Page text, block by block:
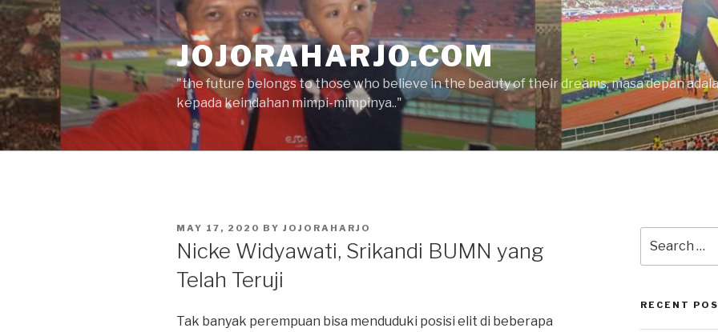
Skip
to
content
JOJORAHARJO.COM
"the future belongs to those who believe in the beauty of their dreams, masa depan
kepada keindahan mimpi-mimpinya.."
POSTED
MAY 17, 2020 BY JOJORAHARJO
Nicke Widyawati, Srikandi BUMN yang
Telah Teruji
Tak banyak perempuan bisa menduduki posisi elit di beberapa
for:
RECENT